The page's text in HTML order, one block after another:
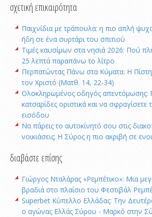
σχετική επικαιρότητα
Παιχνίδια με τράπουλα: η πιο απλή
ήδη σε ένα συρτάρι του σπιτιού
Τιμές καυσίμων στα νησιά 2026: Πού
25 λεπτά παραπάνω το λίτρο
Περπατώντας Πάνω στα Κύματα: Η
τον Χριστό (Ματθ. 14, 22-34)
Ολοκληρωμένος οδηγός απεντόμωσης:
κατσαρίδες οριστικά και να σφραγίσετε
εισόδου
Να πάρεις το αυτοκίνητό σου στις
νοικιάσεις; Η Σύρος η πιο ακριβή σε
διαβάστε επίσης
Γιώργος Νταλάρας «Ρεμπέτικο»: Μια
βραδιά στο πλαίσιο του Φεστιβάλ
Superbet Κύπελλο Ελλάδας: Την
ο αγώνας Ελλάς Σύρου - Μαρκό στην